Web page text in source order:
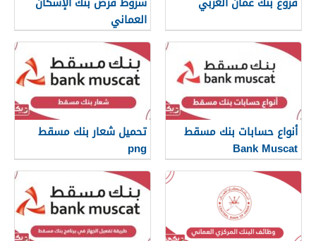
العماني
أنواع حسابات بنك مسقط
Bank Muscat
تحميل شعار بنك مسقط
png